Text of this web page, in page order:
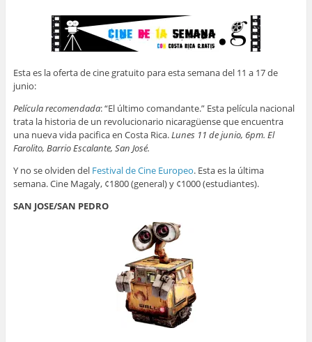
Esta es la oferta de cine gratuito para esta semana del 11 a 17 de
junio:
Película recomendada: “El último comandante.” Esta película nacional
trata la historia de un revolucionario nicaragüense que encuentra
una nueva vida pacifica en Costa Rica.Lunes 11 de junio, 6pm. El
Farolito, Barrio Escalante, San José.
Y no se olviden del Festival de Cine Europeo. Esta es la última
semana. Cine Magaly, ¢1800 (general) y ¢1000 (estudiantes).
SAN JOSE/SAN PEDRO